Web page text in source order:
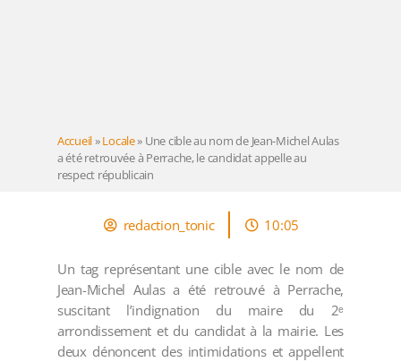
Accueil»Locale» Une cible au nom de Jean-Michel Aulas
a été retrouvée à Perrache, le candidat appelle au
respect républicain
redaction_tonic 10:05
Un tag représentant une cible avec le nom de
Jean-Michel Aulas a été retrouvé à Perrache,
suscitant l’indignation du maire du 2ᵉ
arrondissement et du candidat à la mairie. Les
deux dénoncent des intimidations et appellent